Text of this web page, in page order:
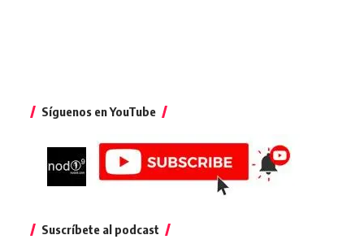
Síguenos en YouTube
Suscríbete al podcast